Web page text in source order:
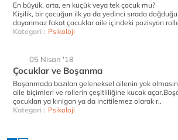
En büyük, orta, en küçük veya tek çocuk mu?
Kişilik, bir çocuğun ilk ya da yedinci sırada
dayanmaz fakat çocuklar aile içindeki pozisyon
Kategori : Psikoloji
05 Nisan '18
Çocuklar ve Boşanma
Boşanmada bazıları geleneksel ailenin yok
aile biçimleri ve rollerin çeşitliliğine kucak
çocukları ya kırılgan ya da incitilemez olarak r..
Kategori : Psikoloji